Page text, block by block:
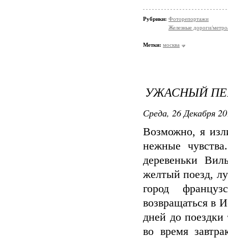
Рубрики: Фоторепортажи
Железные дороги/
Метки: москва
УЖАСНЫЙ
Среда, 26 Декабря
Возможно, я
нежные
деревеньки
желтый поезд,
город
возвращаться в
дней до поездки
во время